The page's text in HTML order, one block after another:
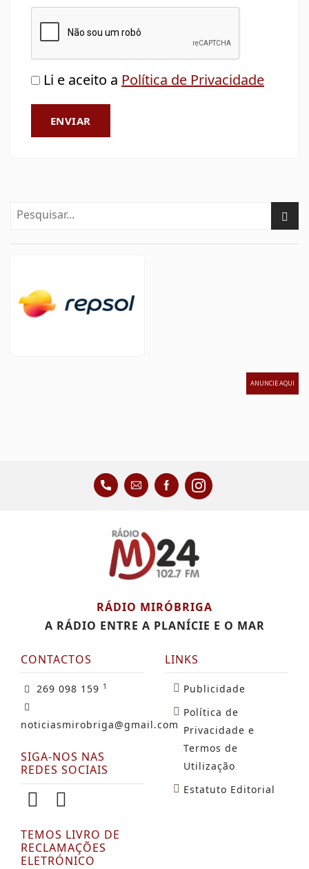
Li e aceito a Política de Privacidade
ENVIAR
ANUNCIE AQUI
RÁDIO MIRÓBRIGA
A RÁDIO ENTRE A PLANÍCIE E O MAR
CONTACTOS
269 098 159 1
noticiasmirobriga@gmail.com
SIGA-NOS NAS
REDES SOCIAIS
TEMOS LIVRO DE
RECLAMAÇÕES
ELETRÓNICO
LINKS
Publicidade
Política de
Privacidade e
Termos de
Utilização
Estatuto Editorial